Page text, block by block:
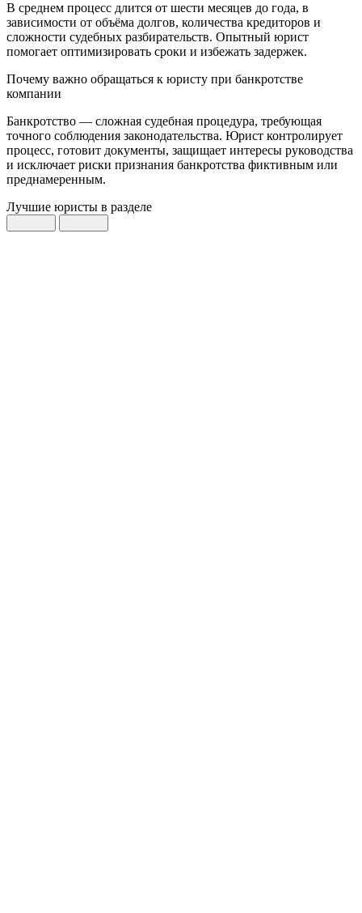
В среднем процесс длится от шести месяцев до года, в
зависимости от объёма долгов, количества кредиторов и
сложности судебных разбирательств. Опытный юрист
помогает оптимизировать сроки и избежать задержек.
Почему важно обращаться к юристу при банкротстве
компании
Банкротство — сложная судебная процедура, требующая
точного соблюдения законодательства. Юрист контролирует
процесс, готовит документы, защищает интересы руководства
и исключает риски признания банкротства фиктивным или
преднамеренным.
Лучшие юристы в разделе